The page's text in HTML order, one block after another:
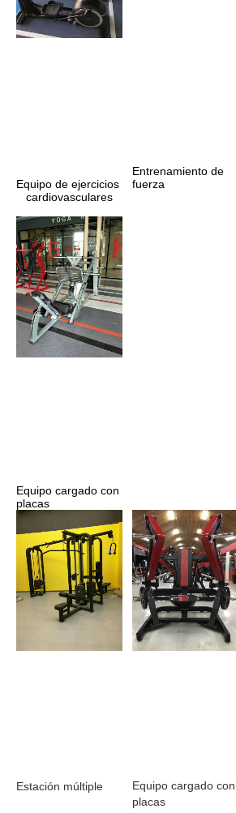
Equipo de ejercicios
cardiovasculares
Entrenamiento de
fuerza
Equipo cargado con
placas
Estación múltiple
Equipo cargado con
placas